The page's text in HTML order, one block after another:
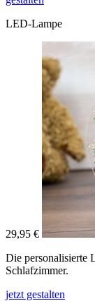
LED-Lampe
29,95 €
Die personalisierte
Schlafzimmer.
jetzt gestalten